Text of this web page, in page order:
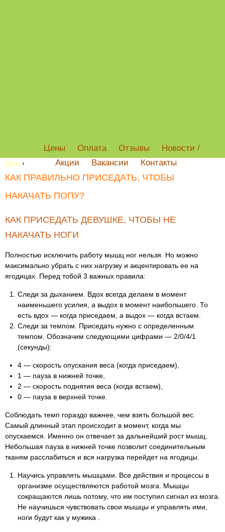
Цены Оплата Отзывы
Новости /
Акции
Вакансии Контакты
Блог ›
КАК ПРАВИЛЬНО ПРИСЕДАТЬ, ЧТОБЫ
НАКАЧАТЬ ПОПУ?
КАК ПРИСЕДАТЬ ДЕВУШКЕ, ЧТОБЫ НЕ
НАКАЧАТЬ НОГИ
Полностью исключить работу мышц ног нельзя. Но можно
максимально убрать с них нагрузку и акцентировать ее на
ягодицах. Перед тобой 3 важных правила:
Следи за дыханием. Вдох всегда делаем в момент
наименьшего усилия, а выдох в момент наибольшего. То
есть вдох — когда приседаем, а выдох — когда встаем.
Следи за темпом. Приседать нужно с определенным
темпом. Обозначим следующими цифрами — 2/0/4/1
(секунды):
4 — скорость опускания веса (когда приседаем),
1 — пауза в нижней точке,
2 — скорость поднятия веса (когда встаем),
0 — пауза в верхней точке.
Соблюдать темп гораздо важнее, чем взять большой вес.
Самый длинный этап происходит в момент, когда мы
опускаемся. Именно он отвечает за дальнейший рост мышц.
Небольшая пауза в нижней точке позволит соединительным
тканям расслабиться и вся нагрузка перейдет на ягодицы.
Научись управлять мышцами. Все действия и процессы в
организме осуществляются работой мозга. Мышцы
сокращаются лишь потому, что им поступил сигнал из мозга.
Не научишься чувствовать свои мышцы и управлять ими,
ноги будут как у мужика .